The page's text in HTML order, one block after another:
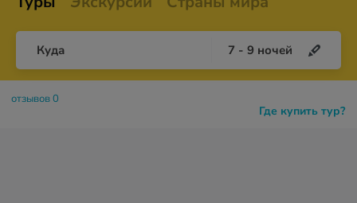
Куда 7 - 9 ночей
Где купить тур?
отзывов 0